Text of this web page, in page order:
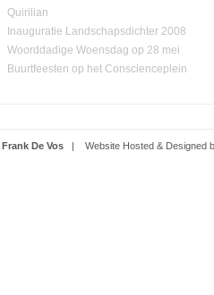
Quirilian
Inauguratie Landschapsdichter 2008
Woorddadige Woensdag op 28 mei
Buurtfeesten op het Conscienceplein
Frank De Vos| Website Hosted & Designed